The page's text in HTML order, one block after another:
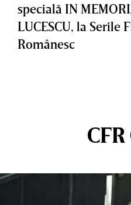
specială IN
LUCESCU, la Serile
Românesc
CFR